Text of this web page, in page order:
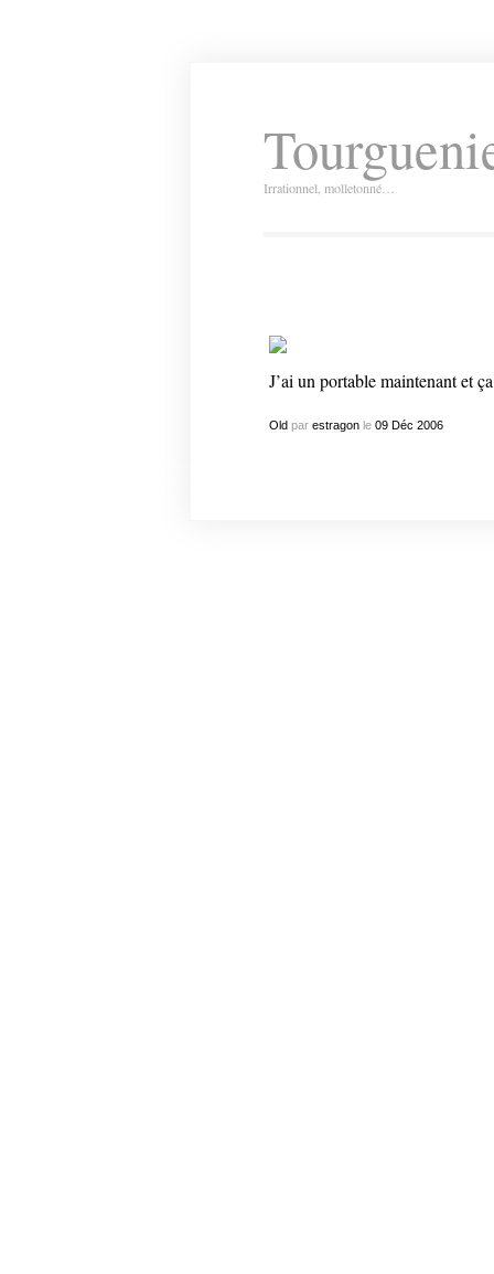
Irrationnel, molletonné…
J’ai un portable maintenant et
Oldpar estragonle 09 Déc 2006